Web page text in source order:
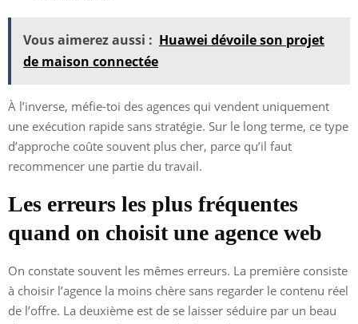
Vous aimerez aussi : Huawei dévoile son projet
de maison connectée
À l’inverse, méfie-toi des agences qui vendent uniquement
une exécution rapide sans stratégie. Sur le long terme, ce type
d’approche coûte souvent plus cher, parce qu’il faut
recommencer une partie du travail.
Les erreurs les plus fréquentes
quand on choisit une agence web
On constate souvent les mêmes erreurs. La première consiste
à choisir l’agence la moins chère sans regarder le contenu réel
de l’offre. La deuxième est de se laisser séduire par un beau